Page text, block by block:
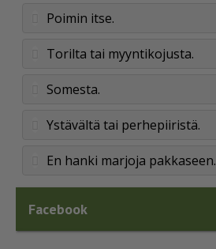
Poimin itse.
Torilta tai myyntikojusta.
Somesta.
Ystävältä tai perhepiiristä.
En hanki marjoja pakkaseen.
Facebook